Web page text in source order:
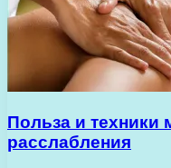
Польза и техники
расслабления